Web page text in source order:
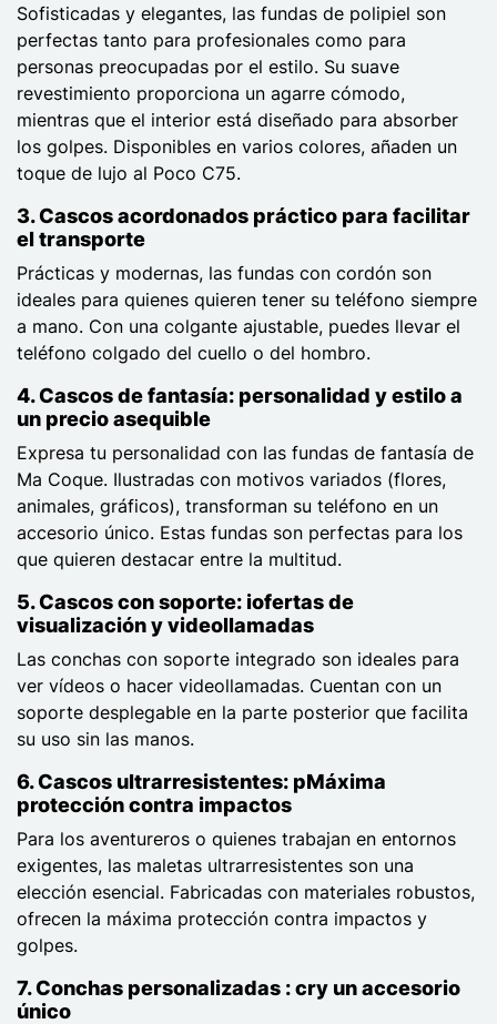
Sofisticadas y elegantes, las fundas de polipiel son
perfectas tanto para profesionales como para
personas preocupadas por el estilo. Su suave
revestimiento proporciona un agarre cómodo,
mientras que el interior está diseñado para absorber
los golpes. Disponibles en varios colores, añaden un
toque de lujo al Poco C75.
3.Cascos acordonados práctico para facilitar
el transporte
Prácticas y modernas, las fundas con cordón son
ideales para quienes quieren tener su teléfono siempre
a mano. Con una colgante ajustable, puedes llevar el
teléfono colgado del cuello o del hombro.
4.Cascos de fantasía: personalidad y estilo a
un precio asequible
Expresa tu personalidad con las fundas de fantasía de
Ma Coque. Ilustradas con motivos variados (flores,
animales, gráficos), transforman su teléfono en un
accesorio único. Estas fundas son perfectas para los
que quieren destacar entre la multitud.
5.Cascos con soporte: iofertas de
visualización y videollamadas
Las conchas con soporte integrado son ideales para
ver vídeos o hacer videollamadas. Cuentan con un
soporte desplegable en la parte posterior que facilita
su uso sin las manos.
6.Cascos ultrarresistentes: pMáxima
protección contra impactos
Para los aventureros o quienes trabajan en entornos
exigentes, las maletas ultrarresistentes son una
elección esencial. Fabricadas con materiales robustos,
ofrecen la máxima protección contra impactos y
golpes.
7.Conchas personalizadas : cry un accesorio
único